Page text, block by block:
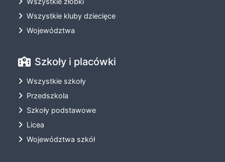
Wszystkie kluby dziecięce
Województwa
Szkoły i placówki
Wszystkie szkoły
Przedszkola
Szkoły podstawowe
Licea
Województwa szkół